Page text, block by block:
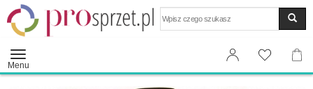
Menu